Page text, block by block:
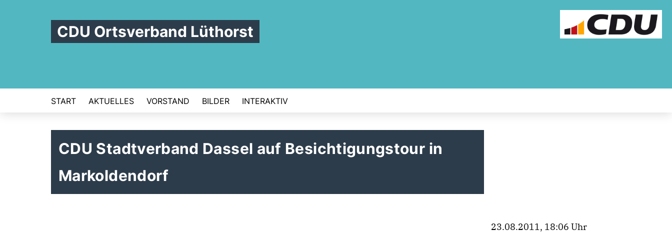
CDU Ortsverband Lüthorst
START AKTUELLES VORSTAND BILDER INTERAKTIV
CDU Stadtverband Dassel auf Besichtigungstour in
Markoldendorf
23.08.2011, 18:06 Uhr